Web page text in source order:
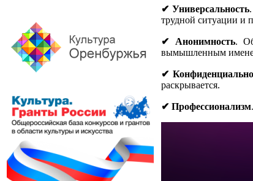
✔ Универсальность
трудной ситуации и
✔ Анонимность.
вымышленным
✔
раскрывается.
✔ Профессионализм